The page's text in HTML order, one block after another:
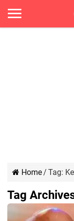
Home/ Tag:
Tag